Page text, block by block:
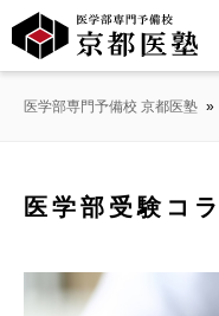
医学部専門予備校 京都医塾 »
医学部受験コ